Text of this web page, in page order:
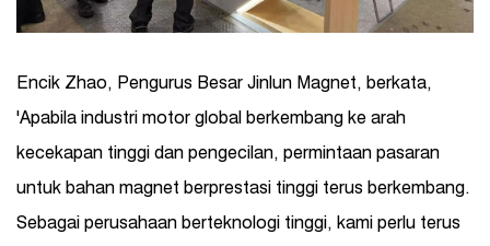
Encik Zhao, Pengurus Besar Jinlun Magnet, berkata,
'Apabila industri motor global berkembang ke arah
kecekapan tinggi dan pengecilan, permintaan pasaran
untuk bahan magnet berprestasi tinggi terus berkembang.
Sebagai perusahaan berteknologi tinggi, kami perlu terus